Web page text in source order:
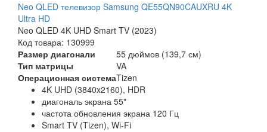
Neo QLED телевизор Samsung QE55QN90CAUXRU 4K
Ultra HD
Neo QLED 4K UHD Smart TV (2023)
Код товара: 130999
Размер диагонали
55 дюймов (139,7 см)
Тип матрицы
VA
Операционная системаTizen
4K UHD (3840x2160), HDR
диагональ экрана 55"
частота обновления экрана 120 Гц
Smart TV (Tizen), Wi-Fi